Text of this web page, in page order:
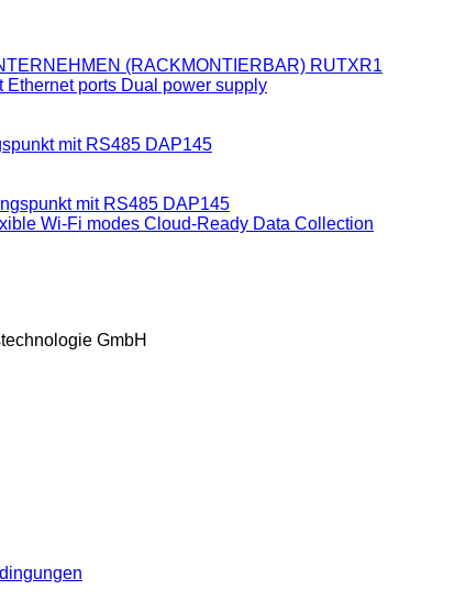
ports Dual power supply
mit RS485 DAP145
Wi-Fi modes Cloud-Ready Data Collection
GmbH